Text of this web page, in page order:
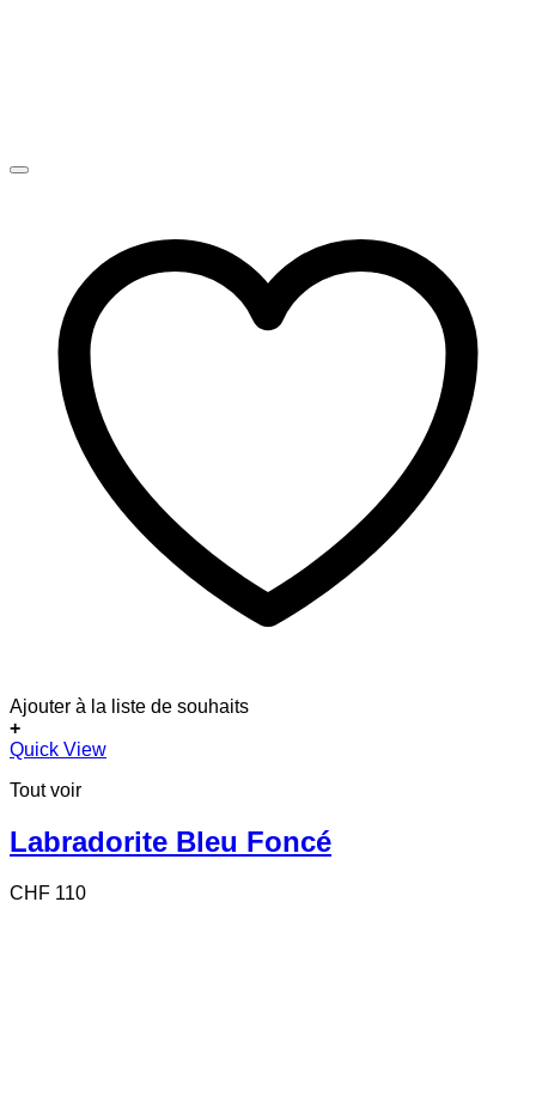
Ajouter à la liste de souhaits
+
Quick View
Tout voir
Labradorite Bleu Foncé
CHF 110